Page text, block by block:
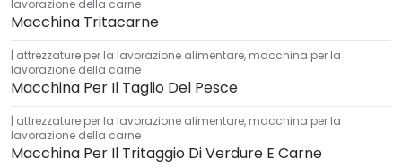
lavorazione della carne
Macchina Tritacarne
attrezzature per la lavorazione alimentare, macchina per la
lavorazione della carne
Macchina Per Il Taglio Del Pesce
attrezzature per la lavorazione alimentare, macchina per la
lavorazione della carne
Macchina Per Il Tritaggio Di Verdure E Carne